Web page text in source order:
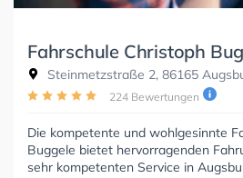
Fahrschule Christoph
Steinmetzstraße 2, 86165
224 Bewertungen
Die kompetente und wohlgesinnte
Buggele bietet hervorragenden
sehr kompetenten Service in